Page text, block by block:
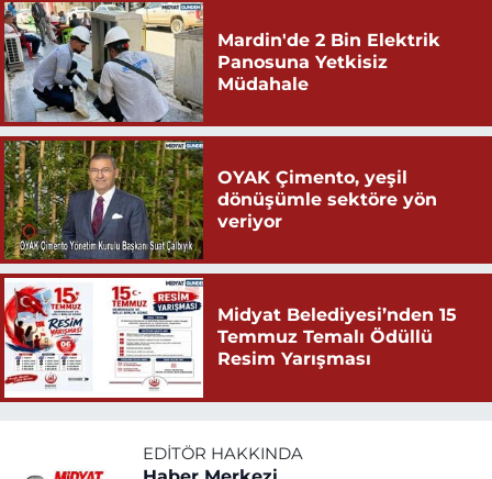
Mardin'de 2 Bin Elektrik
Panosuna Yetkisiz
Müdahale
OYAK Çimento, yeşil
dönüşümle sektöre yön
veriyor
Midyat Belediyesi’nden 15
Temmuz Temalı Ödüllü
Resim Yarışması
EDITÖR HAKKINDA